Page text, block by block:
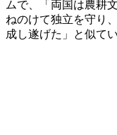
ムで、「両国は農耕
ねのけて独立を守り
成し遂げた」と似て